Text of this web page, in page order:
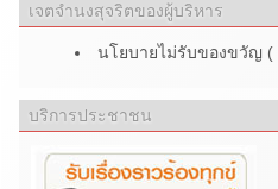
เจตจำนงสุจริตของผู้บริหาร
นโยบายไม่รับของขวัญ (
บริการประชาชน